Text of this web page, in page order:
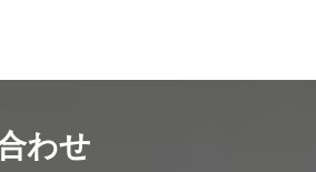
わせ